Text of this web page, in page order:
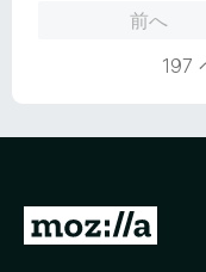
前へ
197
M